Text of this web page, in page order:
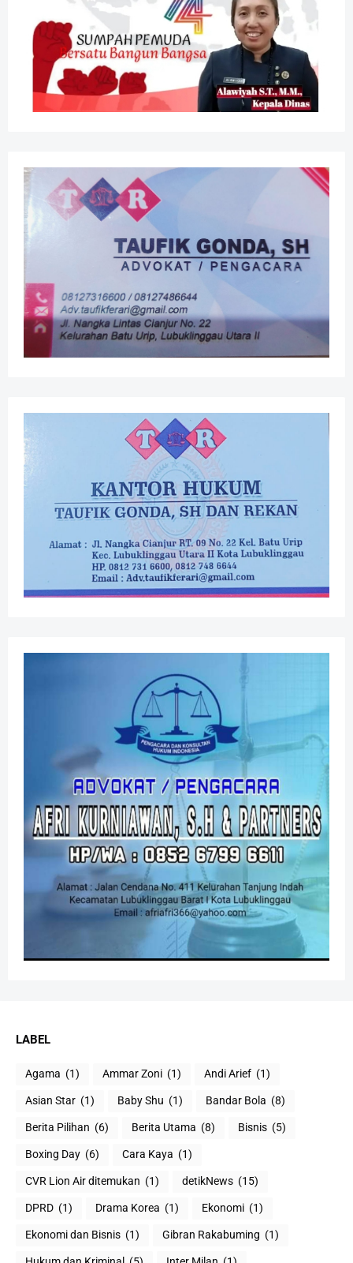
LABEL
Agama (1) Ammar Zoni (1) Andi Arief (1)
Asian Star (1) Baby Shu (1) Bandar Bola (8)
Berita Pilihan (6) Berita Utama (8) Bisnis (5)
Boxing Day (6) Cara Kaya (1)
CVR Lion Air ditemukan (1) detikNews (15)
DPRD (1) Drama Korea (1) Ekonomi (1)
Ekonomi dan Bisnis (1) Gibran Rakabuming (1)